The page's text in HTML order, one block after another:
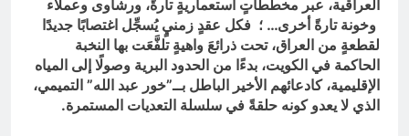
العراقية، عبر مخططاتٍ استعماريةٍ تارةً، ورشاوى وعملاء
وخونة تارةً أخرى… ؛ فكل عقدٍ زمنيٍ يُسجِّل اغتصابًا جديدًا
لقطعةٍ من العراق، تحت ذرائعَ واهيةٍ تلفَّعَت بها النخبة
الحاكمة في الكويت، بدءًا من الحدود البرية وصولًا إلى المياه
الإقليمية، كادعائهم الأخير الباطل بــ”خور عبد الله” التميمي،
الذي لا يعدو كونه حلقةً في سلسلة التعديات المستمرة.